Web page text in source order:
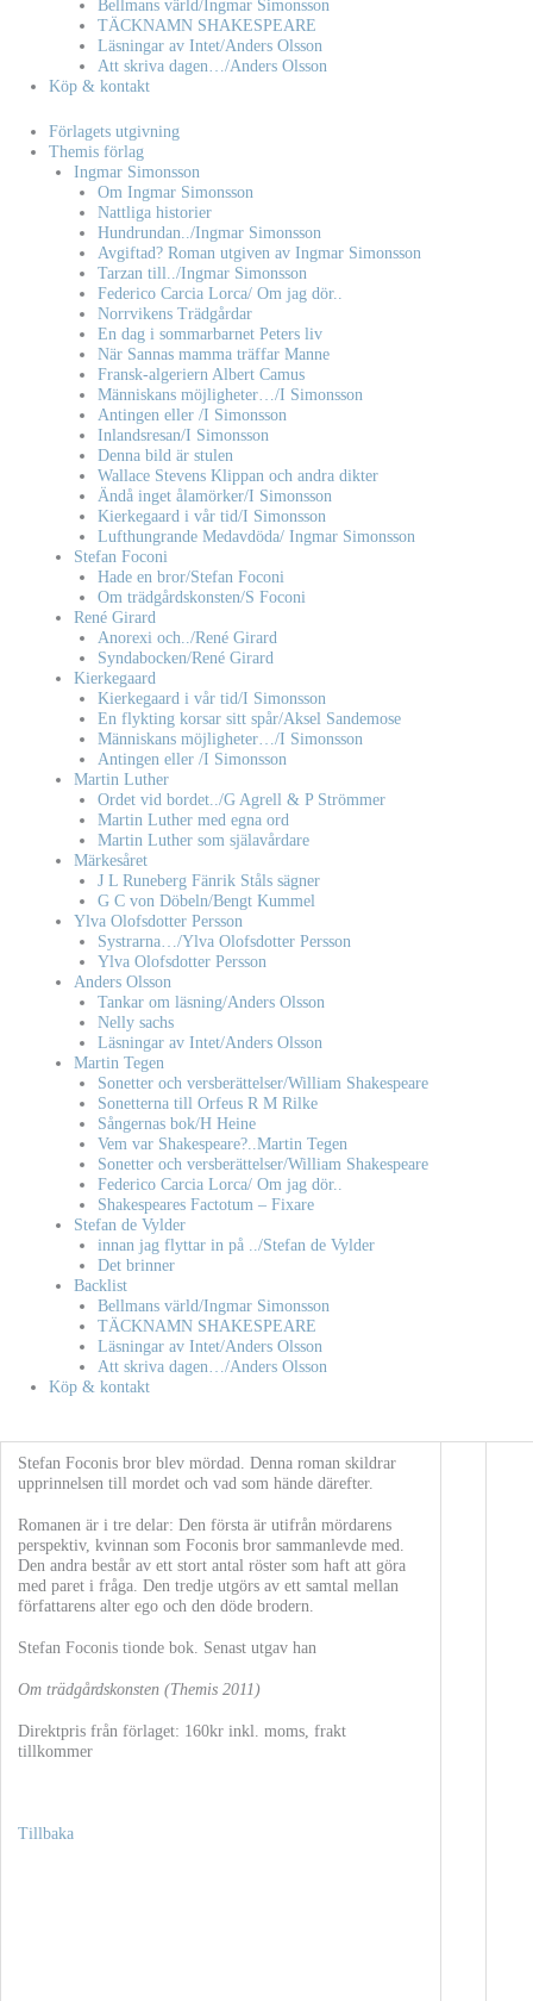
Bellmans värld/Ingmar Simonsson
TÄCKNAMN SHAKESPEARE
Läsningar av Intet/Anders Olsson
Att skriva dagen…/Anders Olsson
Köp & kontakt
Förlagets utgivning
Themis förlag
Ingmar Simonsson
Om Ingmar Simonsson
Nattliga historier
Hundrundan../Ingmar Simonsson
Avgiftad? Roman utgiven av Ingmar Simonsson
Tarzan till../Ingmar Simonsson
Federico Carcia Lorca/ Om jag dör..
Norrvikens Trädgårdar
En dag i sommarbarnet Peters liv
När Sannas mamma träffar Manne
Fransk-algeriern Albert Camus
Människans möjligheter…/I Simonsson
Antingen eller /I Simonsson
Inlandsresan/I Simonsson
Denna bild är stulen
Wallace Stevens Klippan och andra dikter
Ändå inget ålamörker/I Simonsson
Kierkegaard i vår tid/I Simonsson
Lufthungrande Medavdöda/ Ingmar Simonsson
Stefan Foconi
Hade en bror/Stefan Foconi
Om trädgårdskonsten/S Foconi
René Girard
Anorexi och../René Girard
Syndabocken/René Girard
Kierkegaard
Kierkegaard i vår tid/I Simonsson
En flykting korsar sitt spår/Aksel Sandemose
Människans möjligheter…/I Simonsson
Antingen eller /I Simonsson
Martin Luther
Ordet vid bordet../G Agrell & P Strömmer
Martin Luther med egna ord
Martin Luther som själavårdare
Märkesåret
J L Runeberg Fänrik Ståls sägner
G C von Döbeln/Bengt Kummel
Ylva Olofsdotter Persson
Systrarna…/Ylva Olofsdotter Persson
Ylva Olofsdotter Persson
Anders Olsson
Tankar om läsning/Anders Olsson
Nelly sachs
Läsningar av Intet/Anders Olsson
Martin Tegen
Sonetter och versberättelser/William Shakespeare
Sonetterna till Orfeus R M Rilke
Sångernas bok/H Heine
Vem var Shakespeare?..Martin Tegen
Sonetter och versberättelser/William Shakespeare
Federico Carcia Lorca/ Om jag dör..
Shakespeares Factotum – Fixare
Stefan de Vylder
innan jag flyttar in på ../Stefan de Vylder
Det brinner
Backlist
Bellmans värld/Ingmar Simonsson
TÄCKNAMN SHAKESPEARE
Läsningar av Intet/Anders Olsson
Att skriva dagen…/Anders Olsson
Köp & kontakt
Stefan Foconis bror blev mördad. Denna roman skildrar
upprinnelsen till mordet och vad som hände därefter.
Romanen är i tre delar: Den första är utifrån mördarens
perspektiv, kvinnan som Foconis bror sammanlevde med.
Den andra består av ett stort antal röster som haft att göra
med paret i fråga. Den tredje utgörs av ett samtal mellan
författarens alter ego och den döde brodern.
Stefan Foconis tionde bok. Senast utgav han
Om trädgårdskonsten (Themis 2011)
Direktpris från förlaget: 160kr inkl. moms, frakt
tillkommer
Tillbaka